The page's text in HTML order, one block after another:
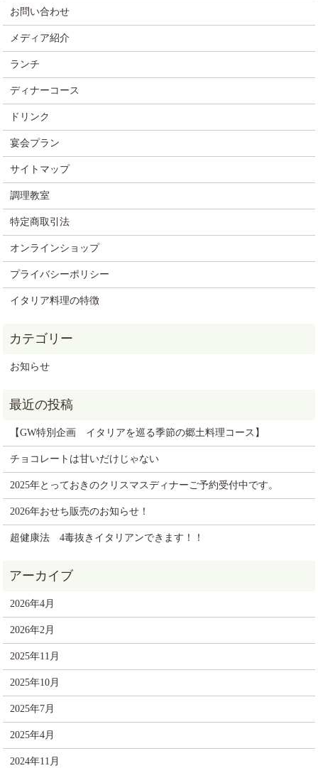
お問い合わせ
メディア紹介
ランチ
ディナーコース
ドリンク
宴会プラン
サイトマップ
調理教室
特定商取引法
オンラインショップ
プライバシーポリシー
イタリア料理の特徴
お知らせ
【GW特別企画 イタリアを巡る季節の郷土料理コース】
チョコレートは甘いだけじゃない
2025年とっておきのクリスマスディナーご予約受付中です。
2026年おせち販売のお知らせ！
超健康法 4毒抜きイタリアンできます！！
2026年4月
2026年2月
2025年11月
2025年10月
2025年7月
2025年4月
2024年11月